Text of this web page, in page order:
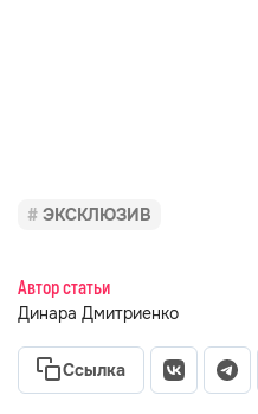
ЭКСКЛЮЗИВ
Автор статьи
Динара Дмитриенко
Ссылка